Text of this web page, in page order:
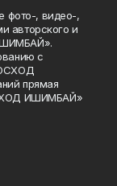
фото-, видео-,
авторского и
с
прямая
ИШИМБАЙ»